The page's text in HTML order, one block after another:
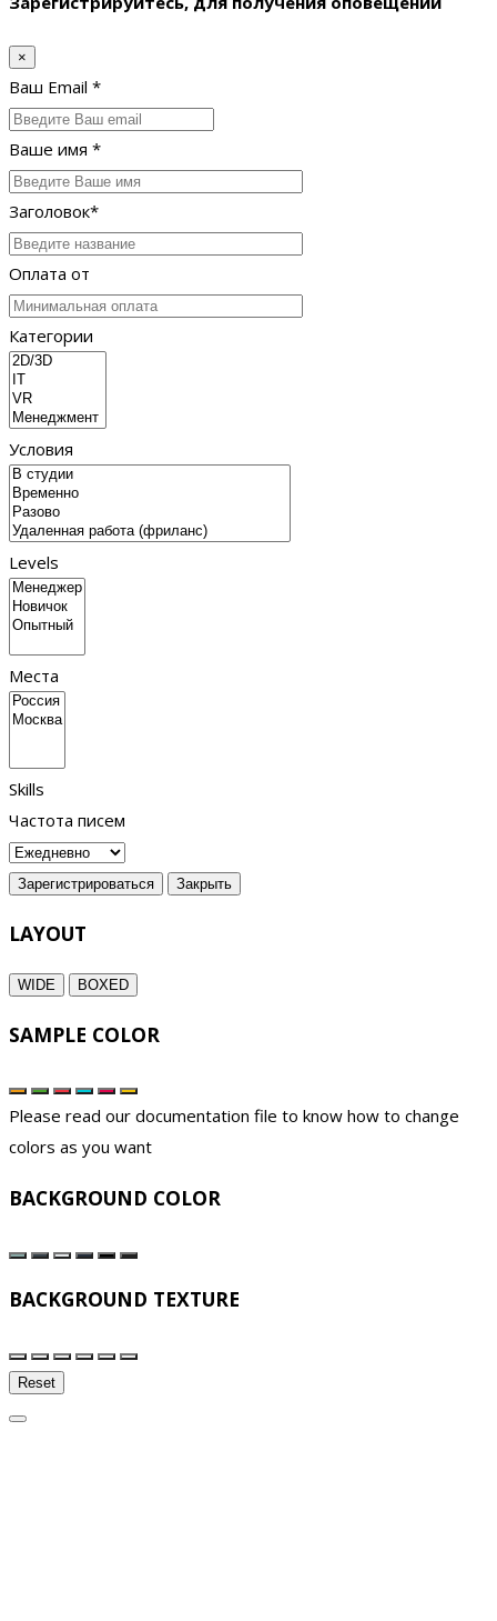
×
Ваш Email *
Ваше имя *
Заголовок*
Оплата от
Категории
Условия
Levels
Места
Skills
Частота писем
Зарегистрироваться Закрыть
LAYOUT
WIDE BOXED
SAMPLE COLOR
Please read our documentation file to know how to change
colors as you want
BACKGROUND COLOR
BACKGROUND TEXTURE
Reset